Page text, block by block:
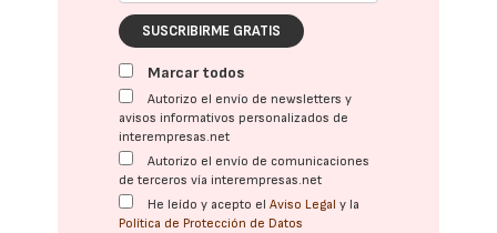
SUSCRIBIRME GRATIS
Marcar todos
Autorizo el envío de newsletters y
avisos informativos personalizados de
interempresas.net
Autorizo el envío de comunicaciones
de terceros vía interempresas.net
He leído y acepto elAviso Legal y la
Política de Protección de Datos